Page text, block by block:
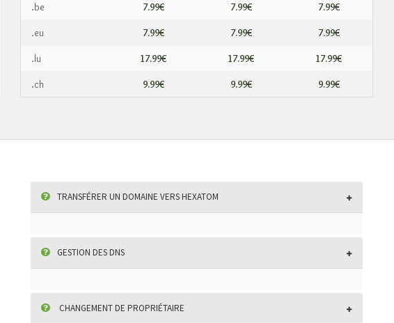
.be 7.99€ 7.99€ 7.99€
.eu 7.99€ 7.99€ 7.99€
.lu 17.99€ 17.99€ 17.99€
.ch 9.99€ 9.99€ 9.99€
TRANSFÉRER UN DOMAINE VERS HEXATOM
GESTION DES DNS
CHANGEMENT DE PROPRIÉTAIRE